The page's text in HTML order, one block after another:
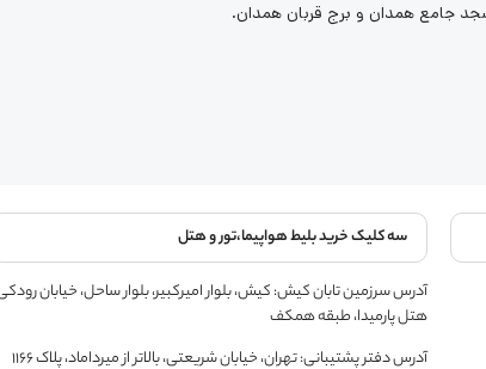
جامع همدان و برج قربان همدان.
سه کلیک خرید بلیط هواپیما،تور و هتل
آدرس سرزمین تابان کیش: کیش، بلوار امیرکبیر، بلوار ساحل، خیابان
هتل پارمیدا، طبقه همکف
آدرس دفتر پشتیبانی: تهران، خیابان شریعتی، بالاتر از میرداماد، پلاک 1166